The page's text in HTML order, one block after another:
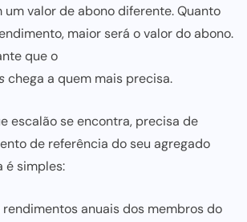
valor de abono diferente. Quanto
maior será o valor do abono.
que o
chega a quem mais precisa.
escalão se encontra, precisa de
de referência do seu agregado
é simples:
rendimentos anuais dos membros do